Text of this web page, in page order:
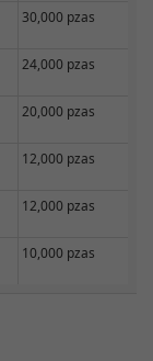
30,000 pzas
24,000 pzas
20,000 pzas
12,000 pzas
12,000 pzas
10,000 pzas